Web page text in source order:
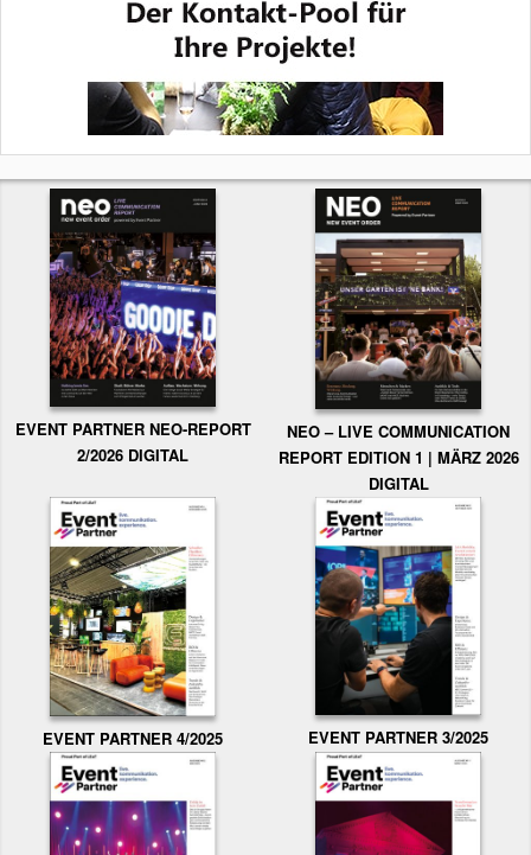
EVENT PARTNER NEO-REPORT
2/2026 DIGITAL
NEO – LIVE COMMUNICATION
REPORT EDITION 1 | MÄRZ 2026
DIGITAL
EVENT PARTNER 4/2025 EVENT PARTNER 3/2025